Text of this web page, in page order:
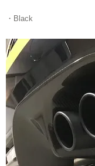
・Black